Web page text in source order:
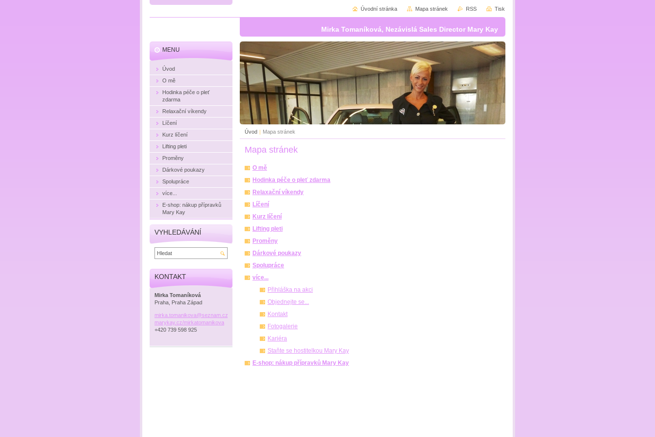
Mirka Tomaníková, Nezávislá Sales Director Mary Kay
Úvod | Mapa stránek
Mapa stránek
O mě
Hodinka péče o pleť zdarma
Relaxační víkendy
Líčení
Kurz líčení
Lifting pleti
Proměny
Dárkové poukazy
Spolupráce
více...
Přihláška na akci
Objednejte se...
Kontakt
Fotogalerie
Kariéra
Staňte se hostitelkou Mary Kay
E-shop: nákup přípravků Mary Kay
MENU
Úvod
O mě
Hodinka péče o pleť
zdarma
Relaxační víkendy
Líčení
Kurz líčení
Lifting pleti
Proměny
Dárkové poukazy
Spolupráce
více...
E-shop: nákup přípravků
Mary Kay
VYHLEDÁVÁNÍ
KONTAKT
Mirka Tomaníková
Praha, Praha Západ
mirka.tomanikova@seznam.cz
marykay.cz/mirkatomanikova
+420 739 598 925
Úvodní stránka Mapa stránek RSS Tisk